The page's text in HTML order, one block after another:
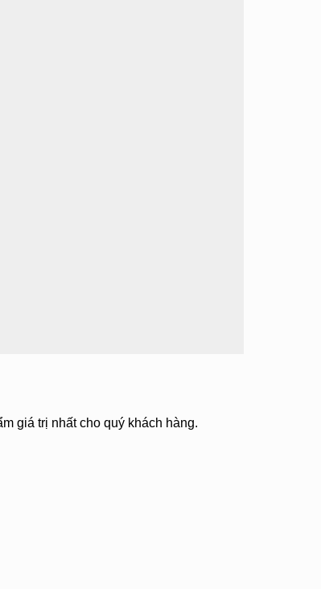
giá trị nhất cho quý khách hàng.